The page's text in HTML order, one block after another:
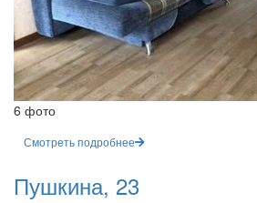
6 фото
Смотреть подробнее
Пушкина, 23